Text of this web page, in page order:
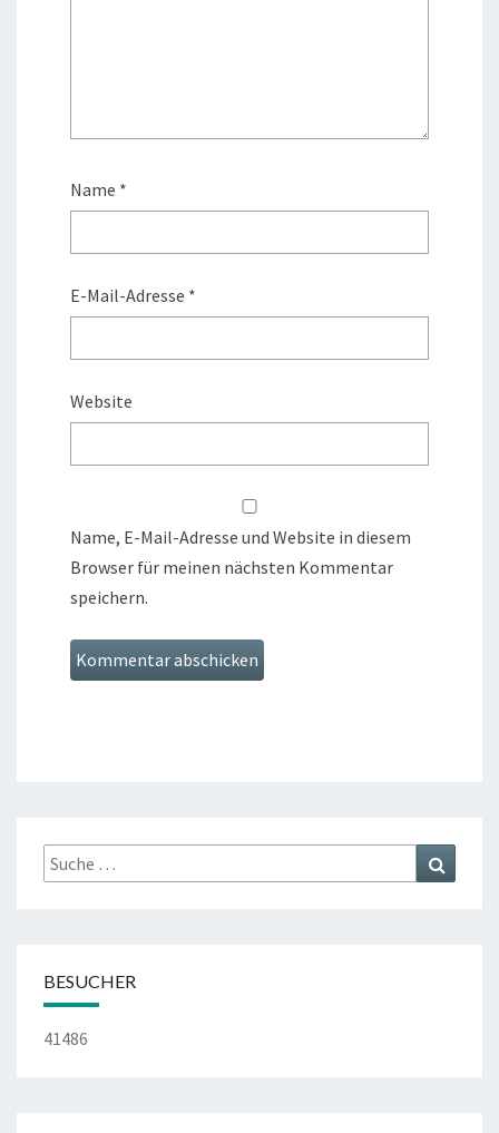
Name *
E-Mail-Adresse *
Website
Name, E-Mail-Adresse und Website in diesem
Browser für meinen nächsten Kommentar
speichern.
Suche
nach:
BESUCHER
41486